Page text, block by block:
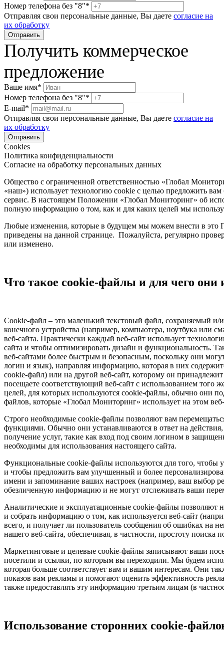
Номер телефона без "8"*
Отправляя свои персональные данные, Вы даете согласие на
их обработку
Получить коммерческое
предложение
Ваше имя*
Номер телефона без "8"*
E-mail*
Отправляя свои персональные данные, Вы даете согласие на
их обработку
Cookies
Политика конфиденциальности
Согласие на обработку персональных данных
Общество с ограниченной ответственностью «Глобал
«наш») использует технологию cookie с целью предложить
сервис. В настоящем Положении «Глобал Мониторинг» об
полную информацию о том, как и для каких целей мы
Любые изменения, которые в будущем мы можем внести в это
приведены на данной странице. Пожалуйста, регулярно
или изменено.
Что такое cookie-файлы и для чего они
Cookie-файл – это маленький текстовый файл, сохраняемый
конечного устройства (например, компьютера, ноутбука или
веб-сайта. Практически каждый веб-сайт использует
сайта и чтобы оптимизировать дизайн и функциональность.
веб-сайтами более быстрым и безопасным, поскольку они
логин и язык), направляя информацию, которая в них
cookie-файл) или на другой веб-сайт, которому он
посещаете соответствующий веб-сайт с использованием того
целей, для которых используются cookie-файлы, обычно они
файлов, которые «Глобал Мониторинг» использует на этом
Строго необходимые cookie-файлы позволяют вам
функциями. Обычно они устанавливаются в ответ на
получение услуг, такие как вход под своим логином в
необходимы для использования настоящего сайта.
Функциональные cookie-файлы используются для того, чтобы
и чтобы предложить вам улучшенный и более
имени и запоминание ваших настроек (например, ваш выбор
обезличенную информацию и не могут отслеживать ваши
Аналитические и эксплуатационные cookie-файлы позволяют
и собрать информацию о том, как используется веб-сайт
всего, и получает ли пользователь сообщения об ошибках на
нашего веб-сайта, обеспечивая, в частности, простоту поиска
Маркетинговые и целевые cookie-файлы записывают ваши
посетили и ссылки, по которым вы переходили. Мы будем
которая больше соответствует вам и вашим интересам. Они
показов вам рекламы и помогают оценить эффективность
также предоставлять эту информацию третьим лицам (в
Использование сторонних cookie-